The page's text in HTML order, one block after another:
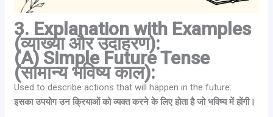
3. Explanation with Examples
(व्याख्या और उदाहरण):
(A) Simple Future Tense
(सामान्य भविष्य काल):
Used to describe actions that will happen in the future.
इसका उपयोग उन क्रियाओं को व्यक्त करने के लिए होता है जो भविष्य में होंगी।